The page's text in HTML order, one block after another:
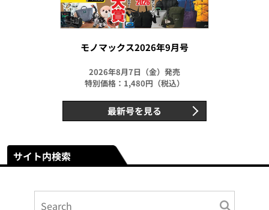
モノマックス2026年9月号
2026年8月7日（金）発売
特別価格：1,480円（税込）
最新号を見る
サイト内検索